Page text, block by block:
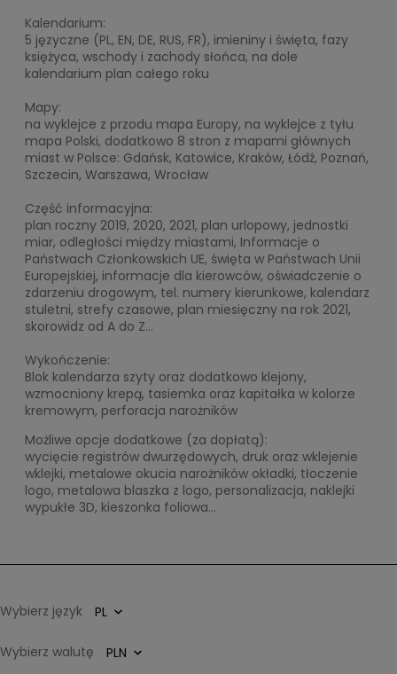
Kalendarium:
5 języczne (PL, EN, DE, RUS, FR), imieniny i święta, fazy
księżyca, wschody i zachody słońca, na dole
kalendarium plan całego roku
Mapy:
na wyklejce z przodu mapa Europy, na wyklejce z tyłu
mapa Polski, dodatkowo 8 stron z mapami głównych
miast w Polsce: Gdańsk, Katowice, Kraków, Łódź, Poznań,
Szczecin, Warszawa, Wrocław
Część informacyjna:
plan roczny 2019, 2020, 2021, plan urlopowy, jednostki
miar, odległości między miastami, Informacje o
Państwach Członkowskich UE, święta w Państwach Unii
Europejskiej, informacje dla kierowców, oświadczenie o
zdarzeniu drogowym, tel. numery kierunkowe, kalendarz
stuletni, strefy czasowe, plan miesięczny na rok 2021,
skorowidz od A do Z...
Wykończenie:
Blok kalendarza szyty oraz dodatkowo klejony,
wzmocniony krepą, tasiemka oraz kapitałka w kolorze
kremowym, perforacja narożników
Możliwe opcje dodatkowe (za dopłatą):
wycięcie registrów dwurzędowych, druk oraz wklejenie
wklejki, metalowe okucia narożników okładki, tłoczenie
logo, metalowa blaszka z logo, personalizacja, naklejki
wypukłe 3D, kieszonka foliowa...
Wybierz język
Wybierz walutę